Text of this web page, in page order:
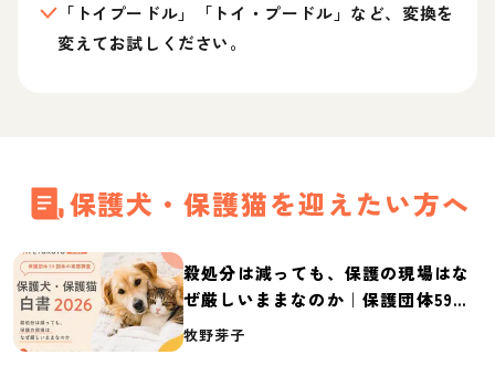
「トイプードル」「トイ・プードル」など、変換を
変えてお試しください。
保護犬・保護猫を迎えたい方へ
殺処分は減っても、保護の現場はな
ぜ厳しいままなのか｜保護団体59団
体の実態調査【保護犬・保護猫白書
牧野芽子